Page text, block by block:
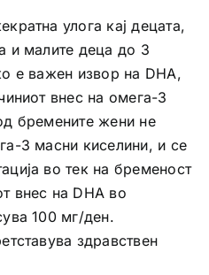
улога кај децата,
и малите деца до 3
е важен извор на DHA,
внес на омега-3
бремените жени не
3 масни киселини, и се
во тек на бременост
внес на DHA во
100 мг/ден.
здравствен